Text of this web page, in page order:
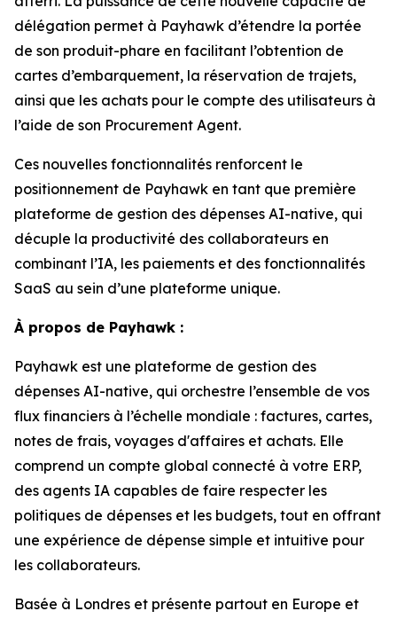
délégation permet à Payhawk d’étendre la portée
de son produit-phare en facilitant l’obtention de
cartes d’embarquement, la réservation de trajets,
ainsi que les achats pour le compte des utilisateurs à
l’aide de son Procurement Agent.
Ces nouvelles fonctionnalités renforcent le
positionnement de Payhawk en tant que première
plateforme de gestion des dépenses AI-native, qui
décuple la productivité des collaborateurs en
combinant l’IA, les paiements et des fonctionnalités
SaaS au sein d’une plateforme unique.
À propos de Payhawk :
Payhawk est une plateforme de gestion des
dépenses AI-native, qui orchestre l’ensemble de vos
flux financiers à l’échelle mondiale : factures, cartes,
notes de frais, voyages d'affaires et achats. Elle
comprend un compte global connecté à votre ERP,
des agents IA capables de faire respecter les
politiques de dépenses et les budgets, tout en offrant
une expérience de dépense simple et intuitive pour
les collaborateurs.
Basée à Londres et présente partout en Europe et